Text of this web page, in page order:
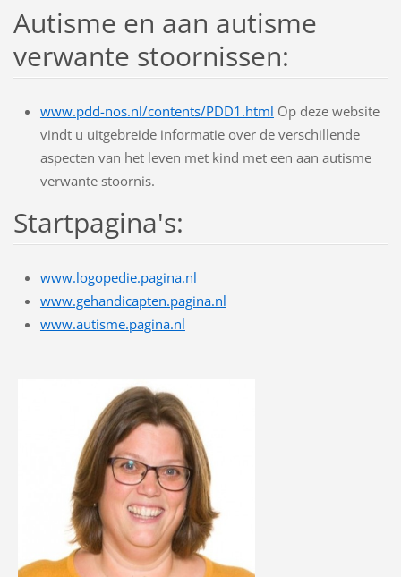
Autisme en aan autisme
verwante stoornissen:
www.pdd-nos.nl/contents/PDD1.html Op deze website
vindt u uitgebreide informatie over de verschillende
aspecten van het leven met kind met een aan autisme
verwante stoornis.
Startpagina's:
www.logopedie.pagina.nl
www.gehandicapten.pagina.nl
www.autisme.pagina.nl